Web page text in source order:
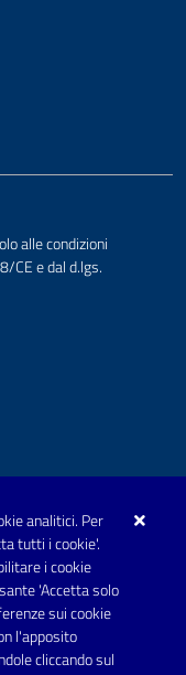
analitici. Per
tutti i cookie'.
i cookie
'Accetta solo
sui cookie
l'apposito
cliccando sul
alle condizioni
CE e dal d.lgs.